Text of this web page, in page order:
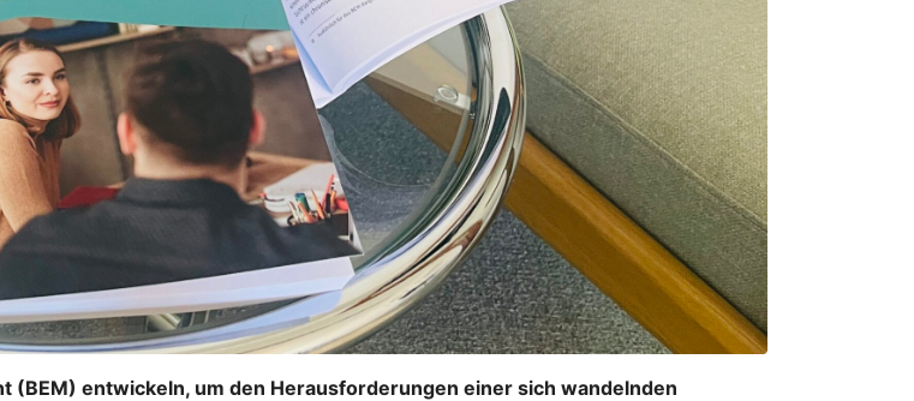
(BEM) entwickeln, um den Herausforderungen einer sich wandelnden